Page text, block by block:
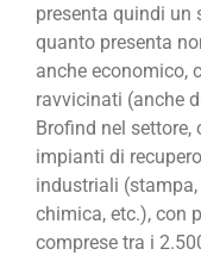
presenta quindi un
quanto presenta
anche economico,
ravvicinati (anche
Brofind nel settore,
impianti di
industriali
chimica, etc.), con
comprese tra i